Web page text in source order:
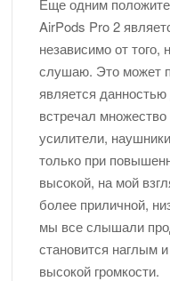
AirPods Pro 2
независимо от того,
слушаю. Это может
является
встречал
усилители,
только при
высокой, на мой
более приличной,
мы все слышали
становится наглым
высокой громкости.